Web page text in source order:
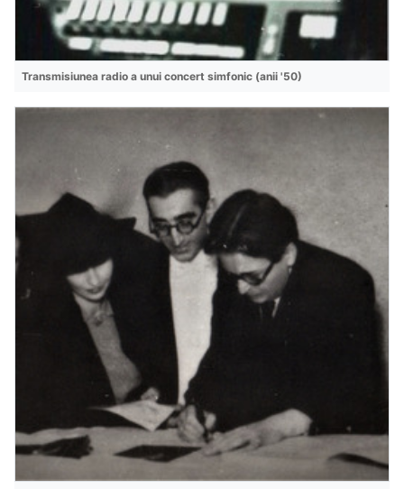
Transmisiunea radio a unui concert simfonic (anii '50)